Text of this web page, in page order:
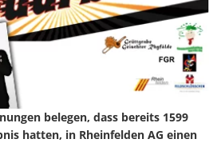
belegen, dass bereits 1599
hatten, in Rheinfelden AG einen